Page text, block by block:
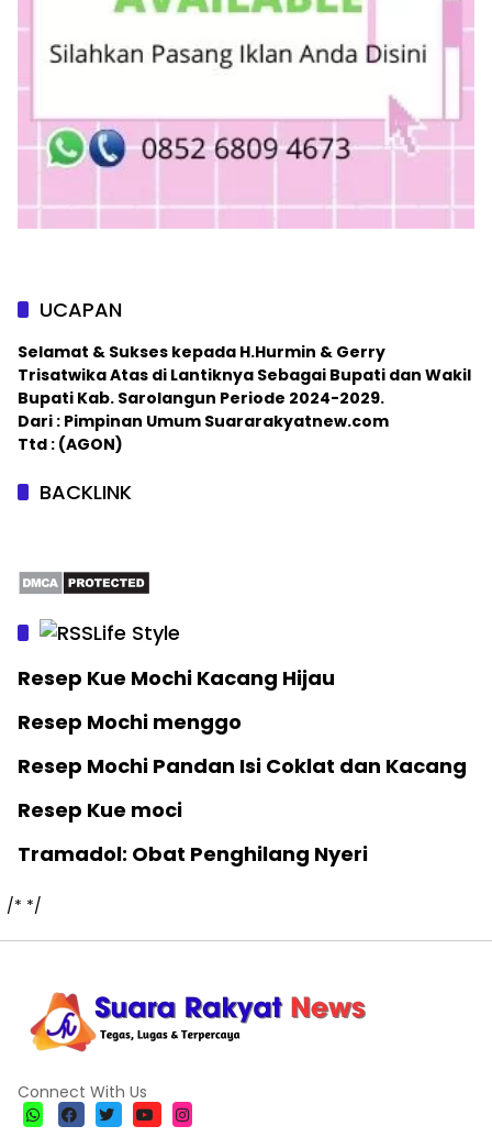
UCAPAN
Selamat & Sukses kepada H.Hurmin & Gerry
Trisatwika Atas di Lantiknya Sebagai Bupati dan Wakil
Bupati Kab. Sarolangun Periode 2024-2029.
Dari : Pimpinan Umum Suararakyatnew.com
Ttd : (AGON)
BACKLINK
Life Style
Resep Kue Mochi Kacang Hijau
Resep Mochi menggo
Resep Mochi Pandan Isi Coklat dan Kacang
Resep Kue moci
Tramadol: Obat Penghilang Nyeri
/* */
Connect With Us